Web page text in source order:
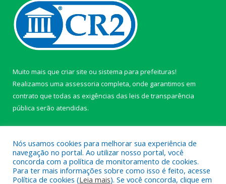
Muito mais que criar site ou sistema para prefeituras!
Realizamos uma assessoria completa, onde garantimos em
contrato que todas as exigências das leis de transparência
pública serão atendidas.
Nós usamos cookies para melhorar sua experiência de
navegação no portal. Ao utilizar nosso portal, você
concorda com a política de monitoramento de cookies.
Para ter mais informações sobre como isso é feito, acesse
Política de cookies (Leia mais). Se você concorda, clique em